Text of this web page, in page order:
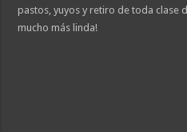
pastos, yuyos y retiro de toda clase
mucho más linda!